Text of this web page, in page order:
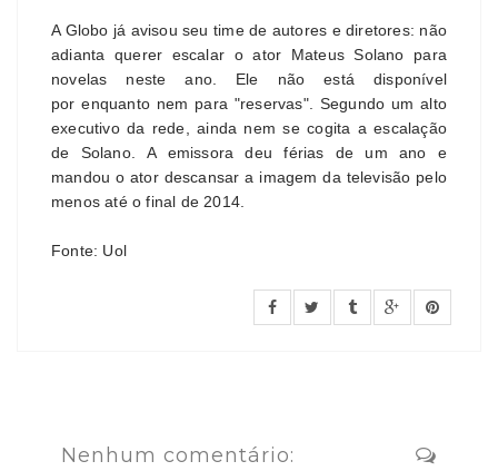
A Globo já avisou seu time de autores e diretores: não
adianta querer escalar o ator Mateus Solano para
novelas neste ano. Ele não está disponível
por enquanto nem para "reservas". Segundo um alto
executivo da rede, ainda nem se cogita a escalação
de Solano.A emissora deu férias de um ano e
mandou o ator descansar a imagem da televisão pelo
menos até o final de 2014.
Fonte: Uol
Nenhum comentário: